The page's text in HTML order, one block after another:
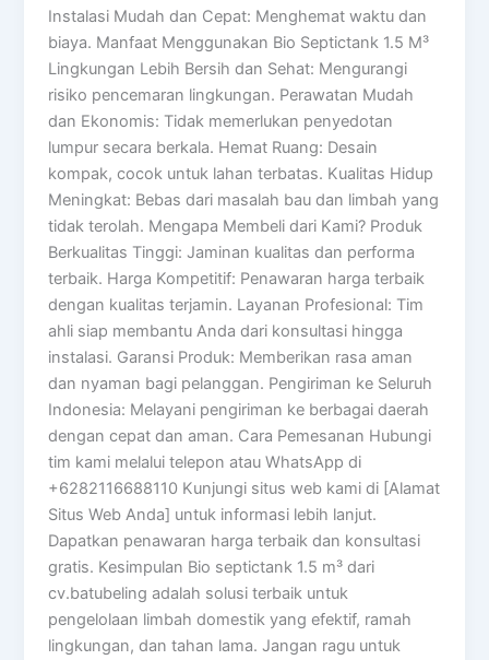
Instalasi Mudah dan Cepat: Menghemat waktu dan
biaya. Manfaat Menggunakan Bio Septictank 1.5 M³
Lingkungan Lebih Bersih dan Sehat: Mengurangi
risiko pencemaran lingkungan. Perawatan Mudah
dan Ekonomis: Tidak memerlukan penyedotan
lumpur secara berkala. Hemat Ruang: Desain
kompak, cocok untuk lahan terbatas. Kualitas Hidup
Meningkat: Bebas dari masalah bau dan limbah yang
tidak terolah. Mengapa Membeli dari Kami? Produk
Berkualitas Tinggi: Jaminan kualitas dan performa
terbaik. Harga Kompetitif: Penawaran harga terbaik
dengan kualitas terjamin. Layanan Profesional: Tim
ahli siap membantu Anda dari konsultasi hingga
instalasi. Garansi Produk: Memberikan rasa aman
dan nyaman bagi pelanggan. Pengiriman ke Seluruh
Indonesia: Melayani pengiriman ke berbagai daerah
dengan cepat dan aman. Cara Pemesanan Hubungi
tim kami melalui telepon atau WhatsApp di
+6282116688110 Kunjungi situs web kami di [Alamat
Situs Web Anda] untuk informasi lebih lanjut.
Dapatkan penawaran harga terbaik dan konsultasi
gratis. Kesimpulan Bio septictank 1.5 m³ dari
cv.batubeling adalah solusi terbaik untuk
pengelolaan limbah domestik yang efektif, ramah
lingkungan, dan tahan lama. Jangan ragu untuk